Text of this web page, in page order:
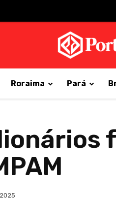
Roraima Pará